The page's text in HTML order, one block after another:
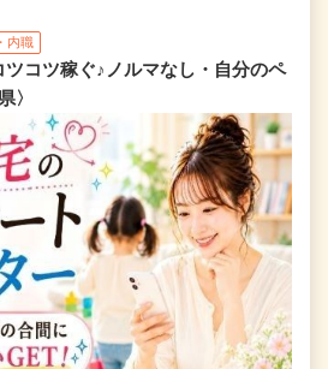
内職
コツ稼ぐ♪ノルマなし・自分のペ
〉